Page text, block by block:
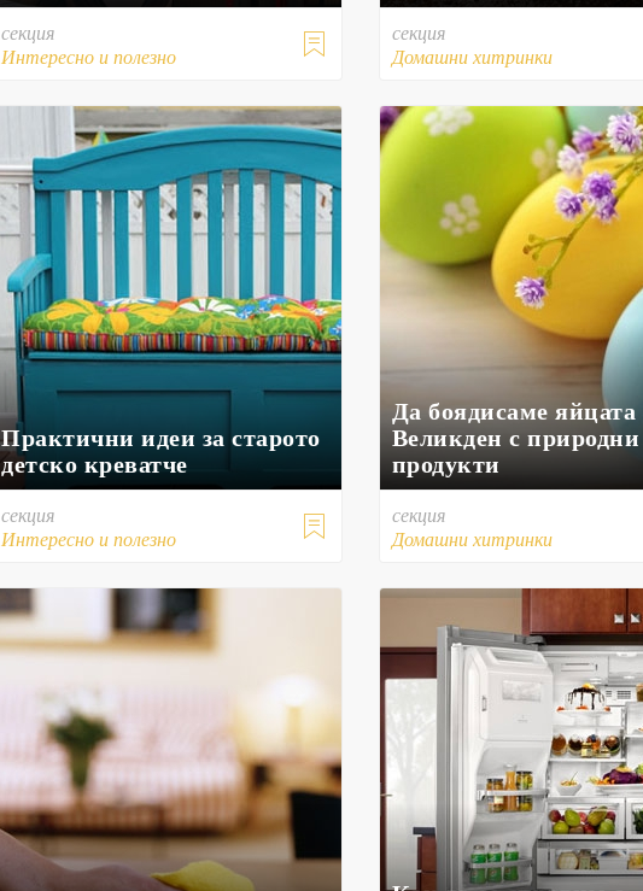

секция
Интересно и полезно
секция
Домашни хитринки
Практични идеи за старото
детско креватче

секция
Интересно и полезно
Да боядисаме яйцата
Великден с природни
продукти
секция
Домашни хитринки